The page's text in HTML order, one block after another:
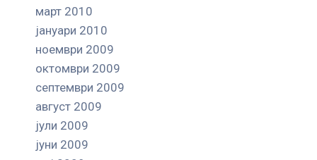
март 2010
јануари 2010
ноември 2009
октомври 2009
септември 2009
август 2009
јули 2009
јуни 2009